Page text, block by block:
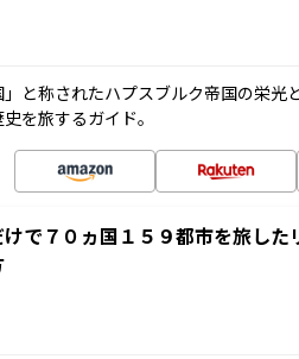
」と称されたハプスブルク帝国の栄
を旅するガイド。
で７０ヵ国１５９都市を旅した